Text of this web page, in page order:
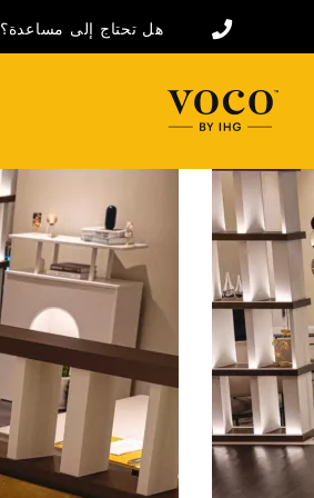
هل تحتاج إلى مساعدة؟